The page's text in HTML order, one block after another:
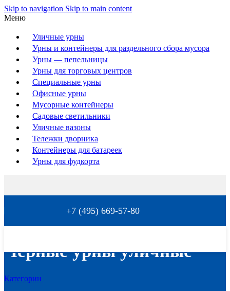
Skip to navigation Skip to main content
Меню
Уличные урны
Урны и контейнеры для раздельного сбора мусора
Урны — пепельницы
Урны для торговых центров
Специальные урны
Офисные урны
Мусорные контейнеры
Садовые светильники
Уличные вазоны
Тележки дворника
Контейнеры для батареек
Урны для фудкорта
+7 (495) 669-57-80
Черные урны уличные
Категории